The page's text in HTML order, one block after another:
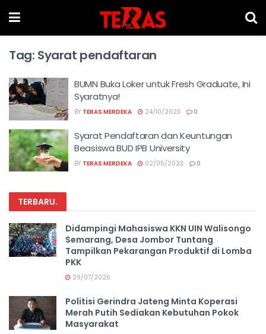
Tag: Syarat pendaftaran
BUMN Buka Loker untuk Fresh Graduate, Ini
Syaratnya!
BY TERAS MERDEKA 24/10/2023 0
Syarat Pendaftaran dan Keuntungan
Beasiswa BUD IPB University
BY TERAS MERDEKA 02/05/2023 0
TERBARU.
Didampingi Mahasiswa KKN UIN Walisongo
Semarang, Desa Jombor Tuntang
Tampilkan Pekarangan Produktif di Lomba
PKK
29/07/2026
Politisi Gerindra Jateng Minta Koperasi
Merah Putih Sediakan Kebutuhan Pokok
Masyarakat